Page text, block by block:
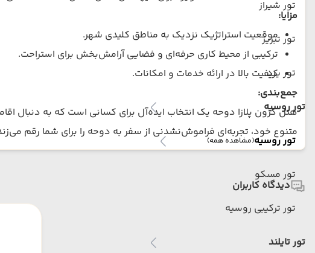
تور شیراز
تور تبریز
تور یزد
تور روسیه
تور روسیه(مشاهده همه)
تور مسکو
تور ترکیبی روسیه
تور تایلند
مزایا:
موقعیت استراتژیک نزدیک به مناطق کلیدی شهر.
ترکیبی از محیط کاری حرفه‌ای و فضایی آرامش‌بخش برای استراحت.
کیفیت بالا در ارائه خدمات و امکانات.
جمع‌بندی:
هتل کرون پلازا دوحه یک انتخاب ایده‌آل برای کسانی است که به دنبال
متنوع خود، تجربه‌ای فراموش‌نشدنی از سفر به دوحه را برای شما رقم
دیدگاه کاربران